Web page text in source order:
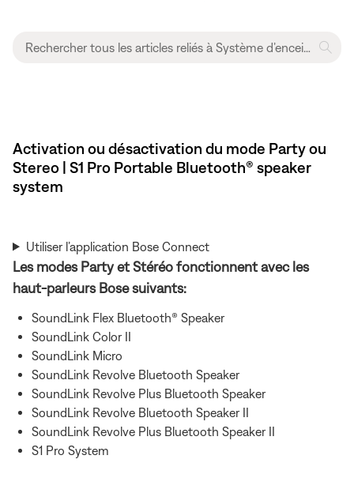
Activation ou désactivation du mode Party ou
Stereo | S1 Pro Portable Bluetooth® speaker
system
Utiliser l’application Bose Connect
Les modes Party et Stéréo fonctionnent avec les
haut-parleurs Bose suivants:
SoundLink Flex Bluetooth® Speaker
SoundLink Color II
SoundLink Micro
SoundLink Revolve Bluetooth Speaker
SoundLink Revolve Plus Bluetooth Speaker
SoundLink Revolve Bluetooth Speaker II
SoundLink Revolve Plus Bluetooth Speaker II
S1 Pro System